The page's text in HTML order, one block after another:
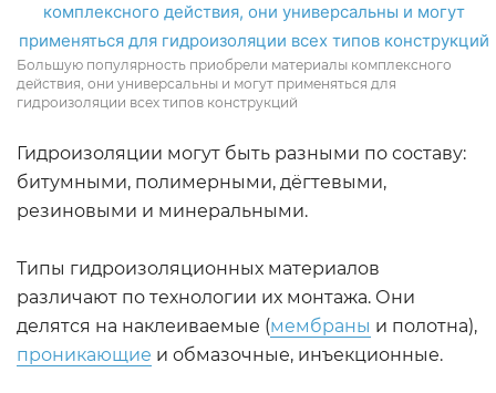
Большую популярность приобрели материалы комплексного
действия, они универсальны и могут применяться для
гидроизоляции всех типов конструкций
Гидроизоляции могут быть разными по составу:
битумными, полимерными, дёгтевыми,
резиновыми и минеральными.
Типы гидроизоляционных материалов
различают по технологии их монтажа. Они
делятся на наклеиваемые (мембраны и полотна),
проникающие и обмазочные, инъекционные.